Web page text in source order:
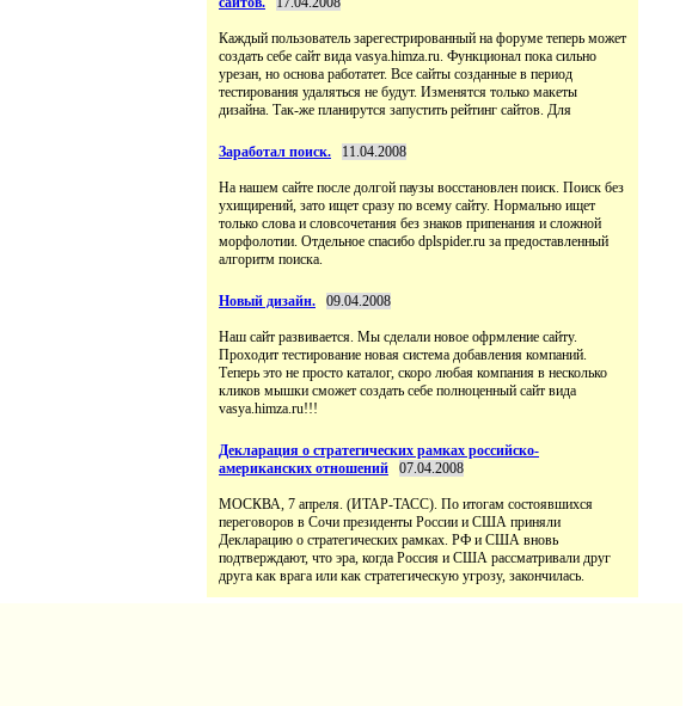
Каждый пользователь зарегестрированный на форуме теперь может
создать себе сайт вида vasya.himza.ru. Функционал пока сильно
урезан, но основа работатет. Все сайты созданные в период
тестирования удаляться не будут. Изменятся только макеты
дизайна. Так-же планирутся запустить рейтинг сайтов. Для
Заработал поиск. 11.04.2008
На нашем сайте после долгой паузы восстановлен поиск. Поиск без
ухищирений, зато ищет сразу по всему сайту. Нормально ищет
только слова и словсочетания без знаков припенания и сложной
морфолотии. Отдельное спасибо dplspider.ru за предоставленный
алгоритм поиска.
Новый дизайн. 09.04.2008
Наш сайт развивается. Мы сделали новое офрмление сайту.
Проходит тестирование новая система добавления компаний.
Теперь это не просто каталог, скоро любая компания в несколько
кликов мышки сможет создать себе полноценный сайт вида
vasya.himza.ru!!!
Декларация о стратегических рамках российско-
американских отношений
07.04.2008
МОСКВА, 7 апреля. (ИТАР-ТАСС). По итогам состоявшихся
переговоров в Сочи президенты России и США приняли
Декларацию о стратегических рамках. РФ и США вновь
подтверждают, что эра, когда Россия и США рассматривали друг
друга как врага или как стратегическую угрозу, закончилась.